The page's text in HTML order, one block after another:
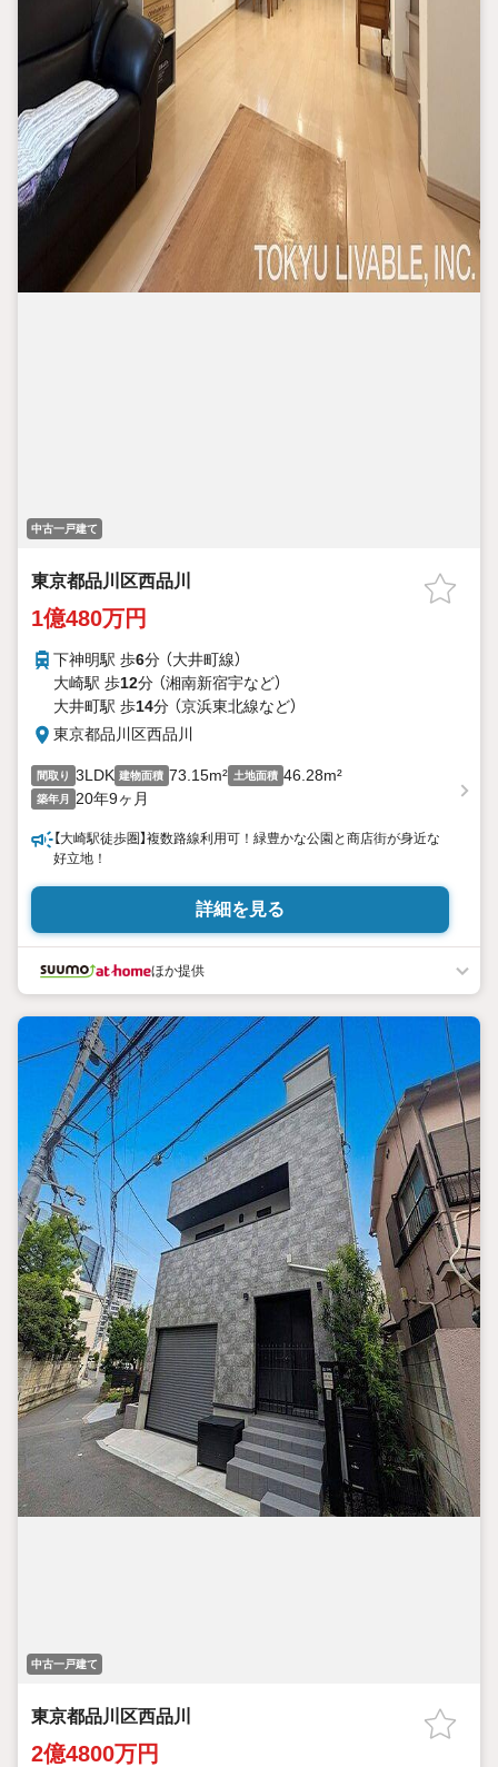
中古一戸建て
東京都品川区西品川
1億480万円
下神明駅 歩6分 （大井町線）
大崎駅 歩12分 （湘南新宿宇など）
大井町駅 歩14分 （京浜東北線など）
東京都品川区西品川
間取り 3LDK 建物面積 73.15m² 土地面積 46.28m²
築年月 20年9ヶ月
【大崎駅徒歩圏】複数路線利用可！緑豊かな公園と商店街が身近な
好立地！
詳細を見る
ほか提供
中古一戸建て
東京都品川区西品川
2億4800万円